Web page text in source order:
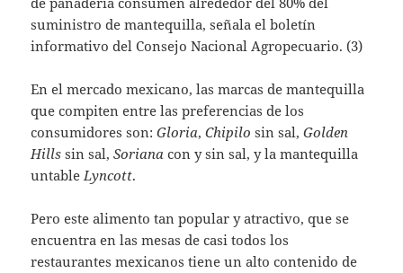
suministro de mantequilla, señala el boletín
informativo del Consejo Nacional Agropecuario. (3)
En el mercado mexicano, las marcas de mantequilla
que compiten entre las preferencias de los
consumidores son: Gloria,Chipilo sin sal,Golden
Hills sin sal,Soriana con y sin sal, y la mantequilla
untableLyncott.
Pero este alimento tan popular y atractivo, que se
encuentra en las mesas de casi todos los
restaurantes mexicanos tiene un alto contenido de